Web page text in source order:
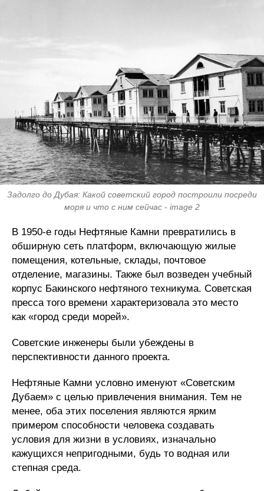
Задолго до Дубая: Какой советский город построили посреди
моря и что с ним сейчас - image 2
В 1950-е годы Нефтяные Камни превратились в
обширную сеть платформ, включающую жилые
помещения, котельные, склады, почтовое
отделение, магазины. Также был возведен учебный
корпус Бакинского нефтяного техникума. Советская
пресса того времени характеризовала это место
как «город среди морей».
Советские инженеры были убеждены в
перспективности данного проекта.
Нефтяные Камни условно именуют «Советским
Дубаем» с целью привлечения внимания. Тем не
менее, оба этих поселения являются ярким
примером способности человека создавать
условия для жизни в условиях, изначально
кажущихся непригодными, будь то водная или
степная среда.